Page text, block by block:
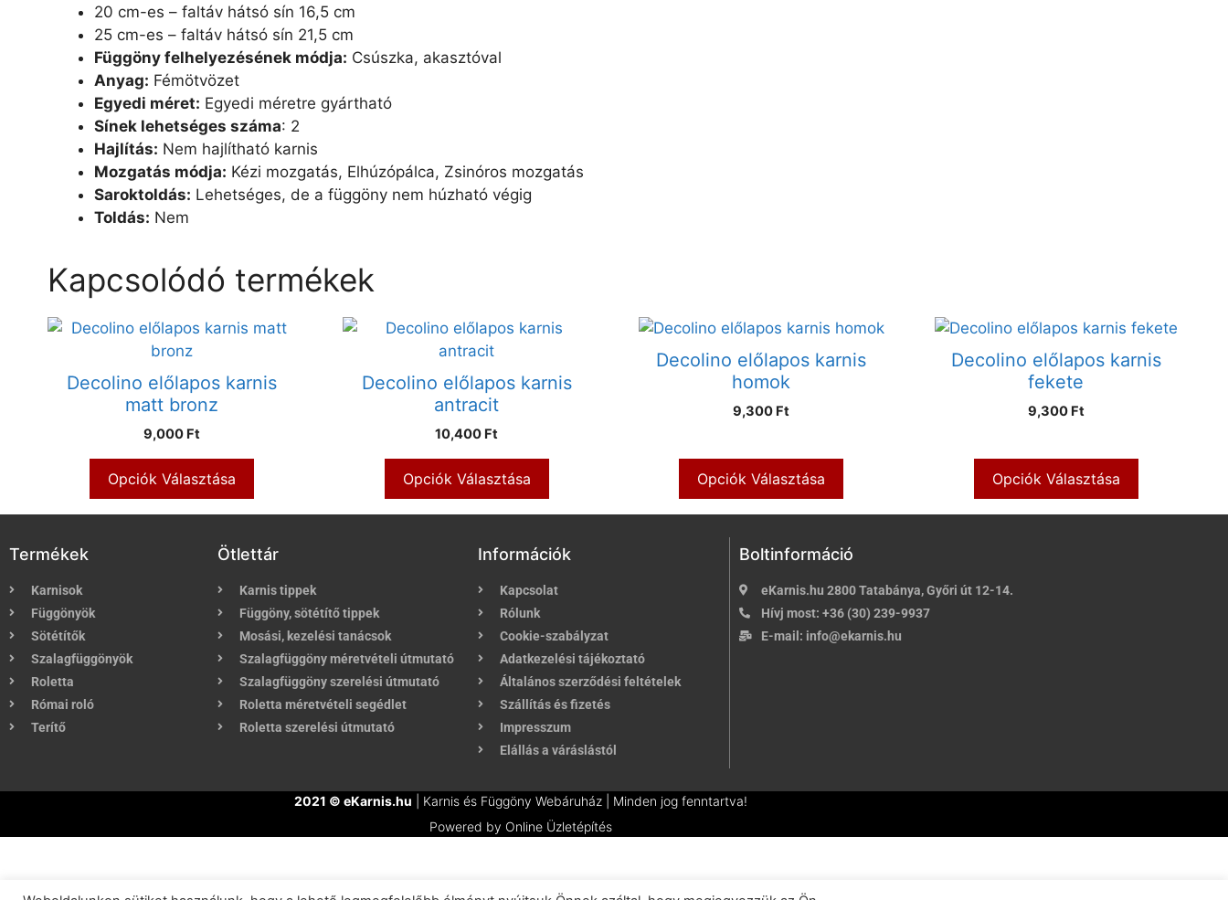
20 cm-es – faltáv hátsó sín 16,5 cm
25 cm-es – faltáv hátsó sín 21,5 cm
Függöny felhelyezésének módja: Csúszka, akasztóval
Anyag: Fémötvözet
Egyedi méret: Egyedi méretre gyártható
Sínek lehetséges száma: 2
Hajlítás: Nem hajlítható karnis
Mozgatás módja: Kézi mozgatás, Elhúzópálca, Zsinóros mozgatás
Saroktoldás: Lehetséges, de a függöny nem húzható végig
Toldás: Nem
Kapcsolódó termékek
Decolino előlapos karnis
matt bronz
9,000 Ft
Opciók Választása
Decolino előlapos karnis
antracit
10,400 Ft
Opciók Választása
Decolino előlapos karnis
homok
9,300 Ft
Opciók Választása
Decolino előlapos karnis
fekete
9,300 Ft
Opciók Választása
Termékek
Karnisok
Függönyök
Sötétítők
Szalagfüggönyök
Roletta
Római roló
Terítő
Ötlettár
Karnis tippek
Függöny, sötétítő tippek
Mosási, kezelési tanácsok
Szalagfüggöny méretvételi útmutató
Szalagfüggöny szerelési útmutató
Roletta méretvételi segédlet
Roletta szerelési útmutató
Információk
Kapcsolat
Rólunk
Cookie-szabályzat
Adatkezelési tájékoztató
Általános szerződési feltételek
Szállítás és fizetés
Impresszum
Elállás a váráslástól
Boltinformáció
eKarnis.hu 2800 Tatabánya, Győri út 12-14.
Hívj most: +36 (30) 239-9937
E-mail: info@ekarnis.hu
2021 © eKarnis.hu | Karnis és Függöny Webáruház | Minden jog fenntartva!
Powered by Online Üzletépítés